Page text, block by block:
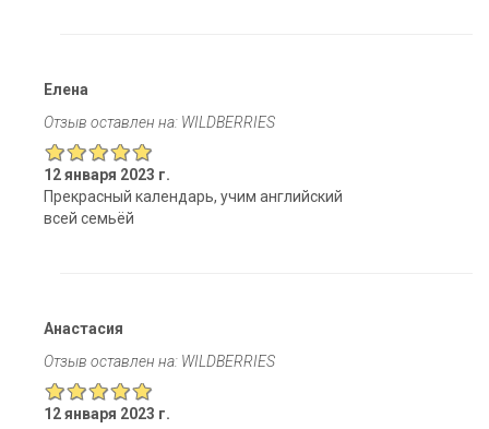
Елена
Отзыв оставлен на: WILDBERRIES
12 января 2023 г.
Прекрасный календарь, учим английский
всей семьёй
Анастасия
Отзыв оставлен на: WILDBERRIES
12 января 2023 г.